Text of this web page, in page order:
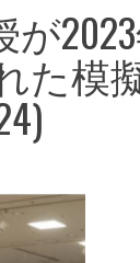
た模